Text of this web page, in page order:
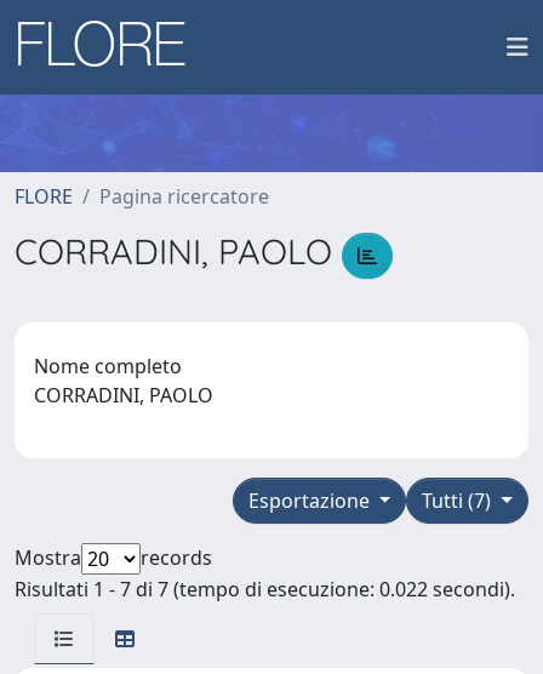
FLORE Pagina ricercatore
CORRADINI, PAOLO
Nome completo
CORRADINI, PAOLO
Tutti (7)
Esportazione
Mostra
records
Risultati 1 - 7 di 7 (tempo di esecuzione: 0.022 secondi).